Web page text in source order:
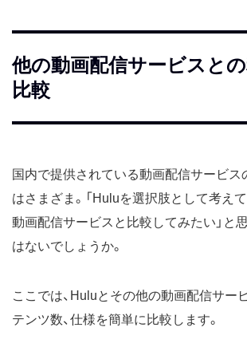
他の動画配信サービスとの
比較
国内で提供されている動画配信サービス
はさまざま。「Huluを選択肢として考え
動画配信サービスと比較してみたい」と
はないでしょうか。
ここでは、Huluとその他の動画配信サー
テンツ数、仕様を簡単に比較します。